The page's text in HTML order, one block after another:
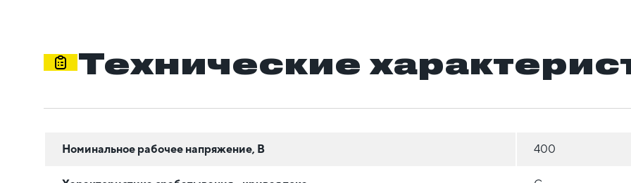
Технические
Номинальное рабочее напряжение, В 400